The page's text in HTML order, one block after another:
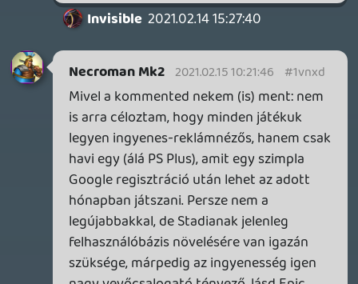
Normális estben csak egyszer kell. Frissít
Geforce Now a támogatott játékokat,
amik megvannak a Steam fiókodban.
Stadia HUN 2021.02.12 18:57:35
Stadia HUN 2021.02.12 18:57:35 #1vnn4
Igen, sajnos a Google-nek a Stadia egy
huszadrangú valami, nem létfontosságú,
hogy sikeres legyen.
De szerintem maga az ötlet nagyon jó. Én
pont hogy nem akarok Steam
accountokat szinkronizálni más
szolgáltatókkal, megvenni a játékot egy